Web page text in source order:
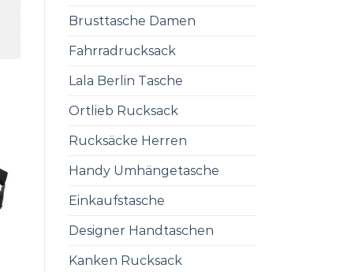
Brusttasche Damen
Fahrradrucksack
Lala Berlin Tasche
Ortlieb Rucksack
Rucksäcke Herren
Handy Umhängetasche
Einkaufstasche
Designer Handtaschen
Kanken Rucksack